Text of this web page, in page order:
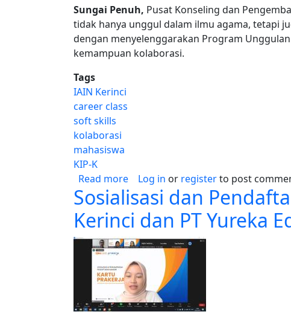
Sungai Penuh, Pusat Konseling dan
tidak hanya unggul dalam ilmu agama, tetapi
dengan menyelenggarakan Program
kemampuan kolaborasi.
Tags
IAIN Kerinci
career class
soft skills
kolaborasi
mahasiswa
KIP-K
Read moreabout Pusat Konseling dan
Log in or registerto post
Sosialisasi dan
Kerinci dan PT Yureka